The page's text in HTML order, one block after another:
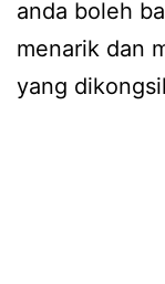
anda boleh
menarik dan
yang